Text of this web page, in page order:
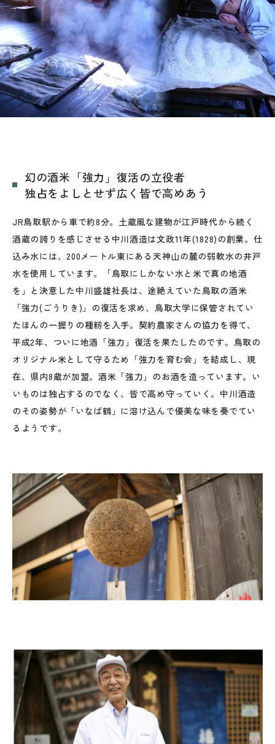
幻の酒米「強力」復活の立役者
独占をよしとせず広く皆で高めあう
JR鳥取駅から車で約8分。土蔵風な建物が江戸時代から続く
酒蔵の誇りを感じさせる中川酒造は文政11年(1828)の創業。仕
込み水には、200メートル東にある天神山の麓の弱軟水の井戸
水を使用しています。「鳥取にしかない水と米で真の地酒
を」と決意した中川盛雄社長は、途絶えていた鳥取の酒米
「強力(ごうりき)」の復活を求め、鳥取大学に保管されてい
たほんの一握りの種籾を入手。契約農家さんの協力を得て、
平成2年、ついに地酒「強力」復活を果たしたのです。鳥取の
オリジナル米として守るため「強力を育む会」を結成し、現
在、県内8蔵が加盟。酒米「強力」のお酒を造っています。い
いものは独占するのでなく、皆で高め守っていく。中川酒造
のその姿勢が「いなば鶴」に溶け込んで優美な味を奏でてい
るようです。